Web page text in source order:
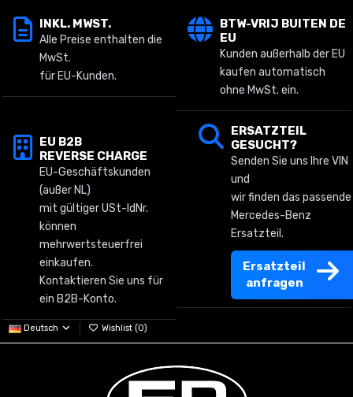
INKL. MWST.
Alle Preise enthalten die
MwSt.
für EU-Kunden.
BTW-VRIJ BUITEN DE
EU
Kunden außerhalb der EU
kaufen automatisch
ohne MwSt. ein.
EU B2B
REVERSE CHARGE
EU-Geschäftskunden
(außer NL)
mit gültiger USt-IdNr.
können
mehrwertsteuerfrei
einkaufen.
Kontaktieren Sie uns für
ein B2B-Konto.
ERSATZTEIL
GESUCHT?
Senden Sie uns Ihre VIN
und
wir finden das passende
Mercedes-Benz
Ersatzteil.
Ersatzteil
anfragen
Deutsch Wishlist (0)